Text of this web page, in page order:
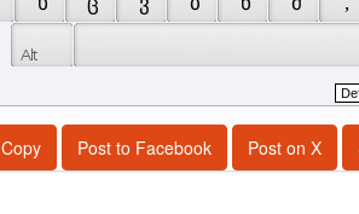
Copy Post to Facebook Post on X